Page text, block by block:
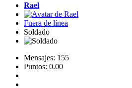
Rael
Fuera de línea
Soldado
Mensajes: 155
Puntos: 0.00